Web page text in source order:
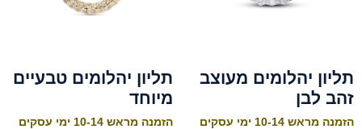
תליון יהלומים מעוצב
זהב לבן
הזמנה מראש 10-14 ימי עסקים
תליון יהלומים טבעיים
מיוחד
הזמנה מראש 10-14 ימי עסקים